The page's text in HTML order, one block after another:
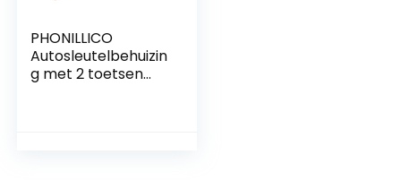
PHONILLICO
Autosleutelbehuizin
g met 2 toetsen